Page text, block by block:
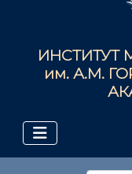
ИНСТИТУТ
им. А.М.